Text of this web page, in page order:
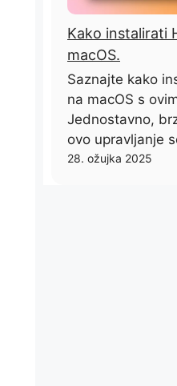
Kako instalirati
macOS.
Saznajte kako
na macOS s
Jednostavno,
ovo upravljanje
28. ožujka 2025